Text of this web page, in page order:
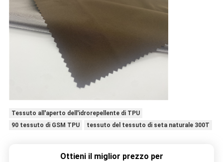
Tessuto all'aperto dell'idrorepellente di TPU
90 tessuto di GSM TPU
tessuto del tessuto di seta naturale 300T
Ottieni il miglior prezzo per